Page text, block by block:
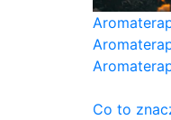
Co to